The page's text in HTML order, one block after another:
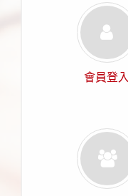
會員登入